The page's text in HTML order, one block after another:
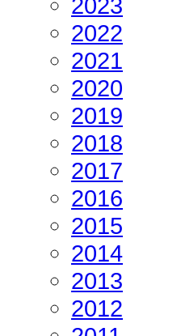
2022
2021
2020
2019
2018
2017
2016
2015
2014
2013
2012